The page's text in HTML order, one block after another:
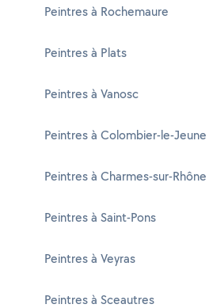
Peintres à Rochemaure
Peintres à Plats
Peintres à Vanosc
Peintres à Colombier-le-Jeune
Peintres à Charmes-sur-Rhône
Peintres à Saint-Pons
Peintres à Veyras
Peintres à Sceautres